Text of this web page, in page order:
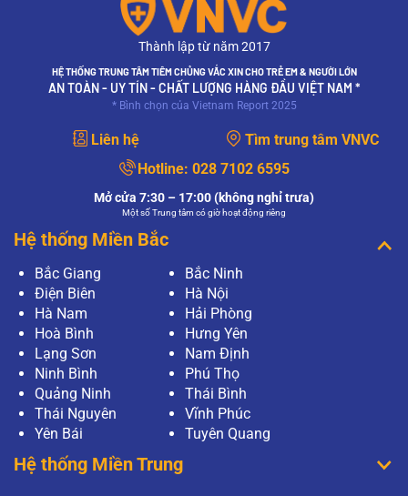
Thành lập từ năm 2017
HỆ THỐNG TRUNG TÂM TIÊM CHỦNG VẮC XIN CHO TRẺ EM & NGƯỜI LỚN
AN TOÀN - UY TÍN - CHẤT LƯỢNG HÀNG ĐẦU VIỆT NAM *
* Bình chọn của Vietnam Report 2025
Liên hệ
Tìm trung tâm VNVC
Hotline: 028 7102 6595
Mở cửa 7:30 – 17:00 (không nghỉ trưa)
Một số Trung tâm có giờ hoạt động riêng
Hệ thống Miền Bắc
Bắc Giang
Bắc Ninh
Điện Biên
Hà Nội
Hà Nam
Hải Phòng
Hoà Bình
Hưng Yên
Lạng Sơn
Nam Định
Ninh Bình
Phú Thọ
Quảng Ninh
Thái Bình
Thái Nguyên
Vĩnh Phúc
Yên Bái
Tuyên Quang
Hệ thống Miền Trung